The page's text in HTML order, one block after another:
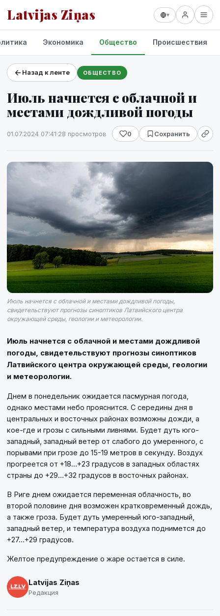
Latvijas Ziņas ▾
Проекты и сервисы
Прогноз погоды
Экономика Общество Происшествия
Назад к ленте ОБЩЕСТВО
Июль начнется с облачной и
местами дождливой погоды
01.07.2024 07:41·28 просмотров 0 Сохранить
Июль начнется с облачной и местами дождливой погоды,
свидетельствуют прогнозы синоптиков Латвийского центра
окружающей среды, геологии и метеорологии.
Июль начнется с облачной и местами дождливой
погоды, свидетельствуют прогнозы синоптиков
Латвийского центра окружающей среды, геологии
и метеорологии.
Днем в понедельник ожидается пасмурная погода,
однако местами небо прояснится. С середины дня в
центральных и восточных районах возможны дожди, а
кое-где и грозы с сильными ливнями. Будет дуть юго-
западный, западный ветер от слабого до умеренного, с
порывами при грозе до 15-19 метров в секунду. Воздух
прогреется от +18…+23 градусов в западных областях
страны до +29…+32 градусов в восточных районах.
В Риге днем ожидается переменная облачность, во
второй половине дня возможен кратковременный дождь,
а также гроза. Будет дуть умеренный юго-западный,
западный ветер, и температура воздуха поднимется до
+27…+29 градусов.
Желтое предупреждение о жаре остается в силе.
Latvijas Ziņas
Редакция